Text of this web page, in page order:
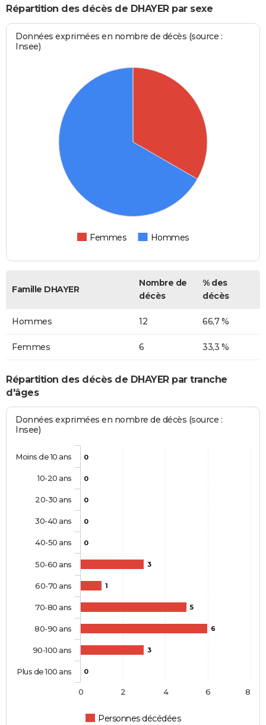
Répartition des décès de DHAYER par sexe
Données exprimées en nombre de décès (source :
Insee)
Femmes Hommes
Famille DHAYER
Nombre de
décès
% des
décès
Hommes 12 66,7 %
Femmes 6 33,3 %
Répartition des décès de DHAYER par tranche
d'âges
Données exprimées en nombre de décès (source :
Insee)
0
0
0
0
0
3
1
5
6
3
0
Personnes décédées
Moins de 10 ans
10-20 ans
20-30 ans
30-40 ans
40-50 ans
50-60 ans
60-70 ans
70-80 ans
80-90 ans
90-100 ans
Plus de 100 ans
0 2 4 6 8